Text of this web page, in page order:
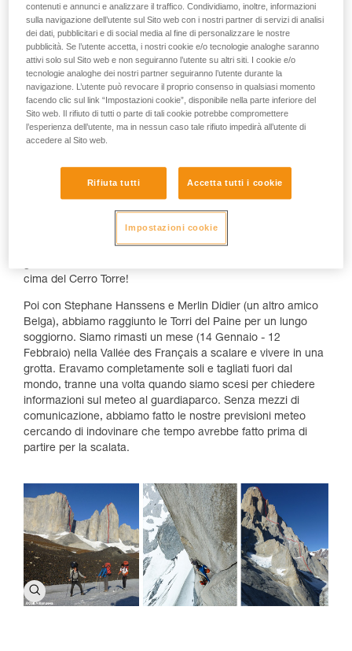
Quindi ho raggiunto El Chalten. Dopo una breve attesa per
via delle condizioni meteo sfavorevoli, ho scalato con
Stephane Hanssens la leggendaria via Ragni sul Cerro Torre.
E’ stato un gran momento per noi perché avevamo poca
esperienza sul ghiaccio e sul misto. E’ stato incredibile poter
arrampicare attraverso tunnel e altre strane forme di
cima del Cerro Torre!
Poi con Stephane Hanssens e Merlin Didier (un altro amico
Belga), abbiamo raggiunto le Torri del Paine per un lungo
soggiorno. Siamo rimasti un mese (14 Gennaio - 12
Febbraio) nella Vallée des Français a scalare e vivere in una
grotta. Eravamo completamente soli e tagliati fuori dal
mondo, tranne una volta quando siamo scesi per chiedere
informazioni sul meteo al guardiaparco. Senza mezzi di
comunicazione, abbiamo fatto le nostre previsioni meteo
cercando di indovinare che tempo avrebbe fatto prima di
partire per la scalata.
contenuti e annunci e analizzare il traffico. Condividiamo, inoltre, informazioni
sulla navigazione dell’utente sul Sito web con i nostri partner di servizi di analisi
dei dati, pubblicitari e di social media al fine di personalizzare le nostre
pubblicità. Se l’utente accetta, i nostri cookie e/o tecnologie analoghe saranno
attivi solo sul Sito web e non seguiranno l’utente su altri siti. I cookie e/o
tecnologie analoghe dei nostri partner seguiranno l’utente durante la
navigazione. L’utente può revocare il proprio consenso in qualsiasi momento
facendo clic sul link “Impostazioni cookie”, disponibile nella parte inferiore del
Sito web. Il rifiuto di tutti o parte di tali cookie potrebbe compromettere
l’esperienza dell’utente, ma in nessun caso tale rifiuto impedirà all’utente di
accedere al Sito web.
Rifiuta tutti Accetta tutti i cookie
Impostazioni cookie